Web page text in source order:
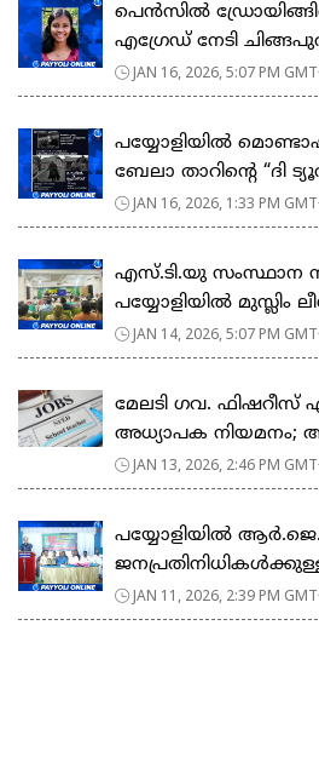
പെൻസിൽ
എഗ്രേഡ് നേടി
JAN 16, 2026, 5:07 PM
പയ്യോളിയിൽ
ബേലാ താറിന്റെ “ദി
JAN 16, 2026, 1:33 PM
എസ്.ടി.യു സംസ്ഥാന
പയ്യോളിയിൽ മുസ്ലിം
JAN 14, 2026, 5:07 PM
മേലടി ഗവ.
അധ്യാപക നിയമനം;
JAN 13, 2026, 2:46 PM
പയ്യോളിയിൽ
JAN 11, 2026, 2:39 PM